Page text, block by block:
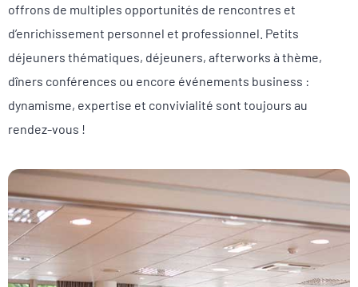
offrons de multiples opportunités de rencontres et
d’enrichissement personnel et professionnel. Petits
déjeuners thématiques, déjeuners, afterworks à thème,
dîners conférences ou encore événements business :
dynamisme, expertise et convivialité sont toujours au
rendez-vous !